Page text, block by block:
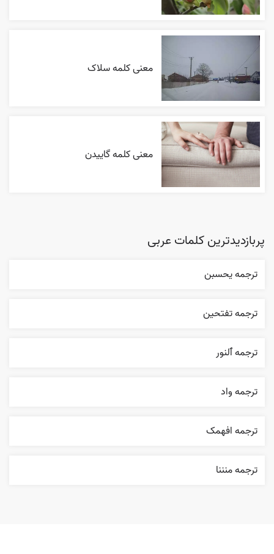
معنی کلمه سلاک
معنی کلمه گاییدن
پربازدیدترین کلمات عربی
ترجمه يحسبن
ترجمه تفتحين
ترجمه ٱلنور
ترجمه واد
ترجمه افهمک
ترجمه منننا